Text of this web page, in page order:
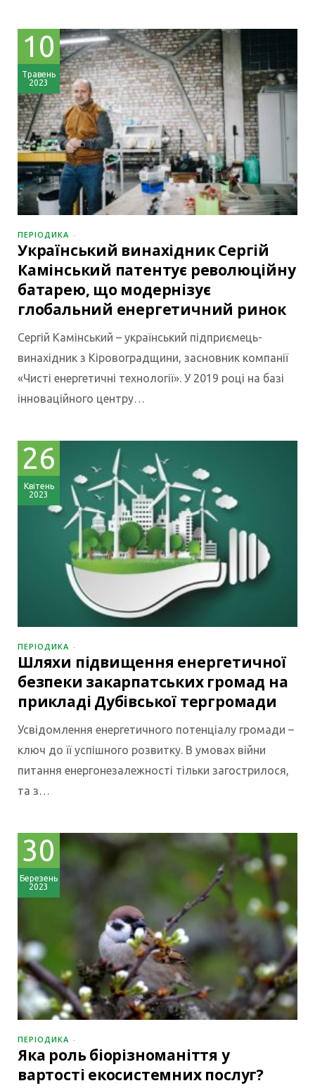
10
Травень
2023
ПЕРІОДИКА
Український винахідник Сергій
Камінський патентує революційну
батарею, що модернізує
глобальний енергетичний ринок
Сергій Камінський – український підприємець-
винахідник з Кіровоградщини, засновник компанії
«Чисті енергетичні технології». У 2019 році на базі
інноваційного центру…
26
Квітень
2023
ПЕРІОДИКА
Шляхи підвищення енергетичної
безпеки закарпатських громад на
прикладі Дубівської тергромади
Усвідомлення енергетичного потенціалу громади –
ключ до її успішного розвитку. В умовах війни
питання енергонезалежності тільки загострилося,
та з…
30
Березень
2023
ПЕРІОДИКА
Яка роль біорізноманіття у
вартості екосистемних послуг?